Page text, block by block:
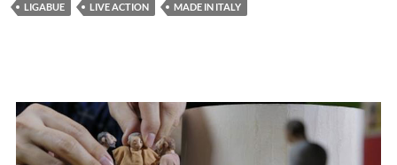
LIGABUE LIVE ACTION MADE IN ITALY